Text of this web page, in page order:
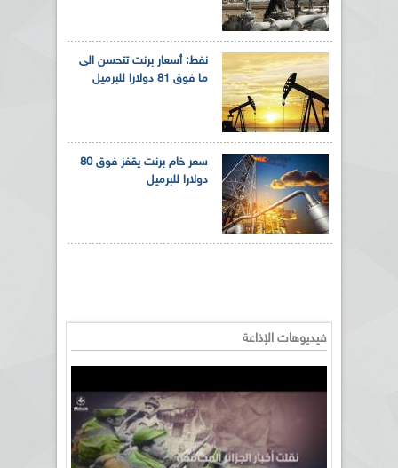
نفط: أسعار برنت تتحسن الى
ما فوق 81 دولارا للبرميل
سعر خام برنت يقفز فوق 80
دولارا للبرميل
فيديوهات الإذاعة